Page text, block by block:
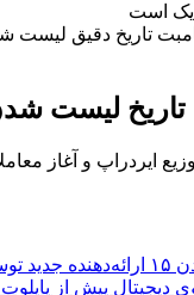
تاریخ
ایردراپ و